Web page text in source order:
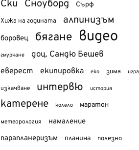
Ски Сноуборд Сърф
Хижа на годината алпинизъм
боровец бягане видео
гмуркане доц. Сандю Бешев
еверест екипировка еко зима игра
изкачване интервю история
катерене колело маратон
метеорология
намаление
парапланеризъм
планина полезно